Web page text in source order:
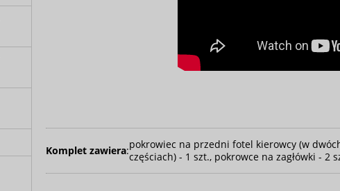
Komplet zawiera:pokrowiec na przedni fotel kierowcy (w
częściach) - 1 szt., pokrowce na zagłówki - 2